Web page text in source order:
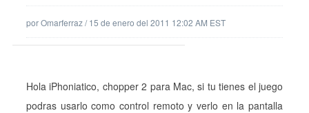
porOmarferraz/15 de enero del 2011 12:02 AM EST
Hola iPhoniatico, chopper 2 para Mac, si tu tienes el juego
podras usarlo como control remoto y verlo en la pantalla